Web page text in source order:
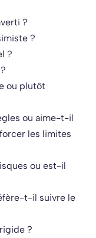
?
?
?
ou plutôt
ou aime-t-il
les limites
ou est-il
t-il suivre le
?